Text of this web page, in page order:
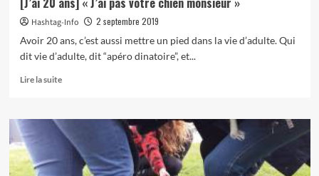
Marignan
Hashtag-Info
2 septembre 2019
Avoir 20 ans, c’est aussi mettre un pied dans la vie d’adulte. Qui
dit vie d’adulte, dit “apéro dinatoire”, et...
Lire la suiteEn
sur
[J’ai
20
ans]